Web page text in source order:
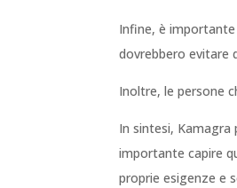
Infine, è
dovrebbero evitare
Inoltre, le persone
In sintesi, Kamagra
importante capire
proprie esigenze e